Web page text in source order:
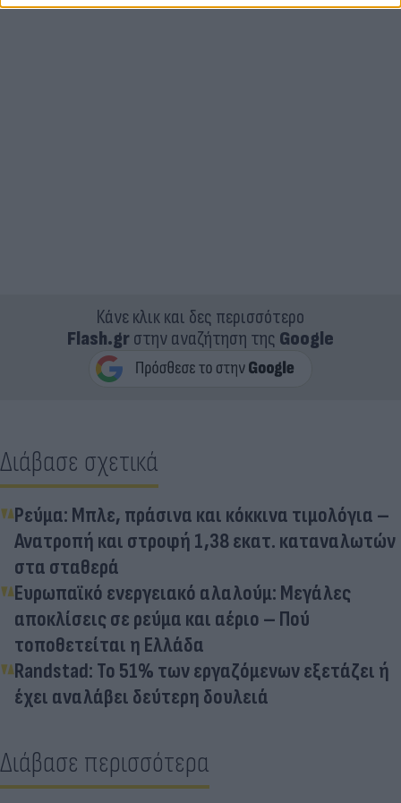
Κάνε κλικ και δες περισσότερο
Flash.grστην αναζήτηση της Google
Διάβασε σχετικά
Ρεύμα: Μπλε, πράσινα και κόκκινα τιμολόγια –
Ανατροπή και στροφή 1,38 εκατ. καταναλωτών
στα σταθερά
Ευρωπαϊκό ενεργειακό αλαλούμ: Μεγάλες
αποκλίσεις σε ρεύμα και αέριο – Πού
τοποθετείται η Ελλάδα
Randstad: Το 51% των εργαζόμενων εξετάζει ή
έχει αναλάβει δεύτερη δουλειά
Διάβασε περισσότερα